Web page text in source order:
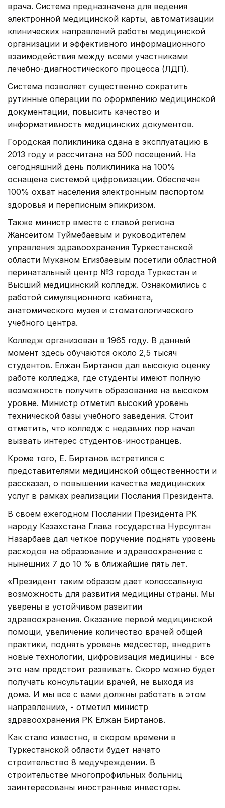
врача. Система предназначена для ведения
электронной медицинской карты, автоматизации
клинических направлений работы медицинской
организации и эффективного информационного
взаимодействия между всеми участниками
лечебно-диагностического процесса (ЛДП).
Система позволяет существенно сократить
рутинные операции по оформлению медицинской
документации, повысить качество и
информативность медицинских документов.
Городская поликлиника сдана в эксплуатацию в
2013 году и рассчитана на 500 посещений. На
сегодняшний день поликлиника на 100%
оснащена системой цифровизации. Обеспечен
100% охват населения электронным паспортом
здоровья и переписным эпикризом.
Также министр вместе с главой региона
Жансеитом Туймебаевым и руководителем
управления здравоохранения Туркестанской
области Муканом Егизбаевым посетили областной
перинатальный центр №3 города Туркестан и
Высший медицинский колледж. Ознакомились с
работой симуляционного кабинета,
анатомического музея и стоматологического
учебного центра.
Колледж организован в 1965 году. В данный
момент здесь обучаются около 2,5 тысяч
студентов. Елжан Биртанов дал высокую оценку
работе колледжа, где студенты имеют полную
возможность получить образование на высоком
уровне. Министр отметил высокий уровень
технической базы учебного заведения. Стоит
отметить, что колледж с недавних пор начал
вызвать интерес студентов-иностранцев.
Кроме того, Е. Биртанов встретился с
представителями медицинской общественности и
рассказал, о повышении качества медицинских
услуг в рамках реализации Послания Президента.
В своем ежегодном Послании Президента РК
народу Казахстана Глава государства Нурсултан
Назарбаев дал четкое поручение поднять уровень
расходов на образование и здравоохранение с
нынешних 7 до 10 % в ближайшие пять лет.
«Президент таким образом дает колоссальную
возможность для развития медицины страны. Мы
уверены в устойчивом развитии
здравоохранения. Оказание первой медицинской
помощи, увеличение количество врачей общей
практики, поднять уровень медсестер, внедрить
новые технологии, цифровизация медицины - все
это нам предстоит развивать. Скоро можно будет
получать консультации врачей, не выходя из
дома. И мы все с вами должны работать в этом
направлении», - отметил министр
здравоохранения РК Елжан Биртанов.
Как стало известно, в скором времени в
Туркестанской области будет начато
строительство 8 медучреждении. В
строительстве многопрофильных больниц
заинтересованы иностранные инвесторы.